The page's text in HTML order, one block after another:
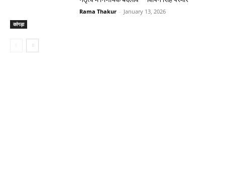
कांगड़ा
Rama Thakur - January 13, 2026